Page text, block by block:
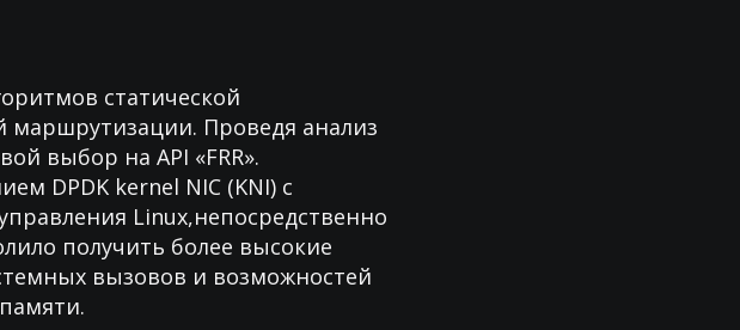
статической
Проведя анализ
выбор на API «FRR».
DPDK kernel NIC (KNI) с
Linux,непосредственно
получить более высокие
вызовов и возможностей